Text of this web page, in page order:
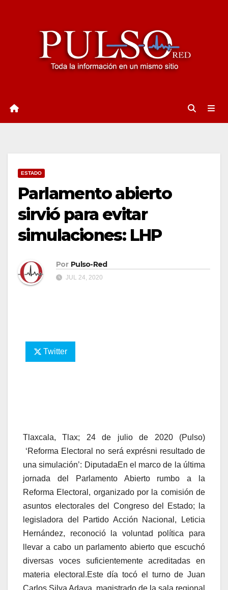
ESTADO
Parlamento abierto
sirvió para evitar
simulaciones: LHP
Por Pulso-Red
JUL 24, 2020
Twitter
Tlaxcala, Tlax; 24 de julio de 2020 (Pulso)
‘Reforma Electoral no será exprésni resultado de
una simulación’: DiputadaEn el marco de la última
jornada del Parlamento Abierto rumbo a la
Reforma Electoral, organizado por la comisión de
asuntos electorales del Congreso del Estado; la
legisladora del Partido Acción Nacional, Leticia
Hernández, reconoció la voluntad política para
llevar a cabo un parlamento abierto que escuchó
diversas voces suficientemente acreditadas en
materia electoral.Este día tocó el turno de Juan
Carlos Silva Adaya, magistrado de la sala regional